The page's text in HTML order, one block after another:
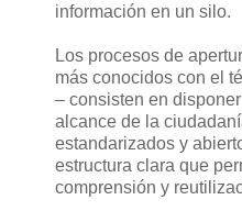
información en un silo.
Los procesos de
más conocidos con el
– consisten en
alcance de la
estandarizados y
estructura clara que
comprensión y